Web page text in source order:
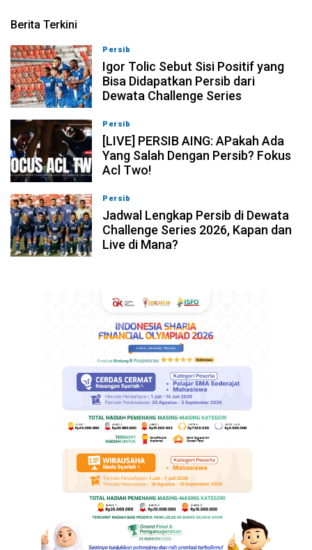
Berita Terkini
Persib
Igor Tolic Sebut Sisi Positif yang
Bisa Didapatkan Persib dari
Dewata Challenge Series
Persib
[LIVE] PERSIB AING: APakah Ada
Yang Salah Dengan Persib? Fokus
Acl Two!
Persib
Jadwal Lengkap Persib di Dewata
Challenge Series 2026, Kapan dan
Live di Mana?